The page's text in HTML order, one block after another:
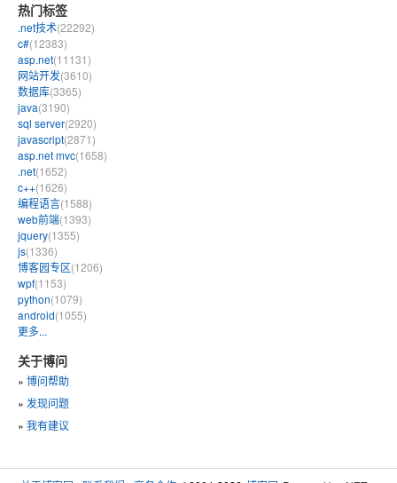
热门标签
.net技术(22292)
c#(12383)
asp.net(11131)
网站开发(3610)
数据库(3365)
java(3190)
sql server(2920)
javascript(2871)
asp.net mvc(1658)
.net(1652)
c++(1626)
编程语言(1588)
web前端(1393)
jquery(1355)
js(1336)
博客园专区(1206)
wpf(1153)
python(1079)
android(1055)
更多...
关于博问
» 博问帮助
» 发现问题
» 我有建议